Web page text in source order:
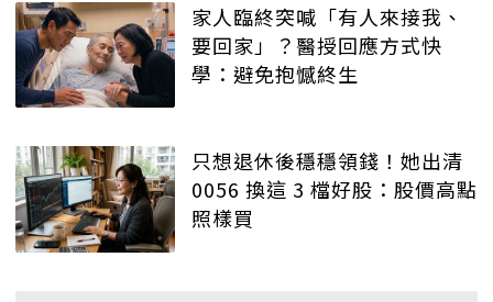
家人臨終突喊「有人來接我、
要回家」？醫授回應方式快
學：避免抱憾終生
只想退休後穩穩領錢！她出清
0056 換這 3 檔好股：股價高點
照樣買